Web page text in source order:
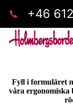
+46
Fyll i formuläret
våra ergonomiska